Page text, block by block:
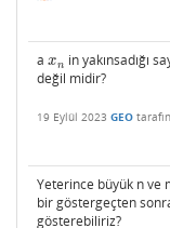
a xn
xn in yakınsadığı
değil midir?
19 Eylül 2023 GEO
Yeterince büyük n ve
bir göstergeçten
gösterebiliriz?